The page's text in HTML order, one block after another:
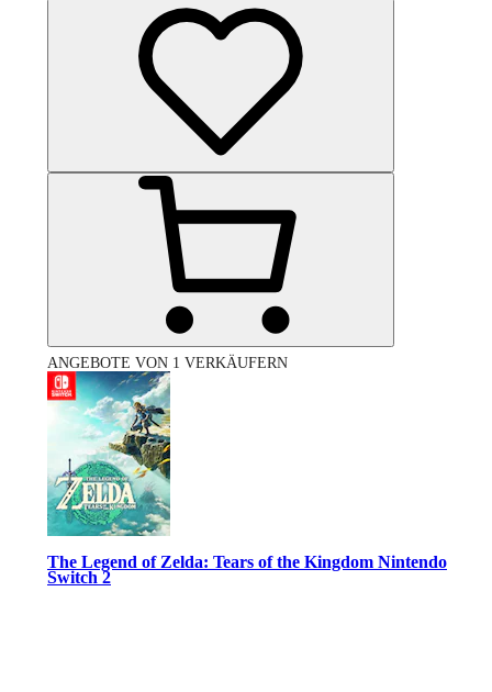
ANGEBOTE VON 1 VERKÄUFERN
The Legend of Zelda: Tears of the Kingdom Nintendo
Switch 2